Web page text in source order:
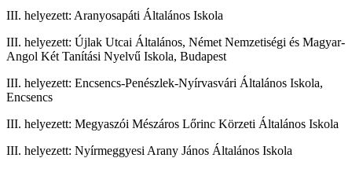
III. helyezett: Aranyosapáti Általános Iskola
III. helyezett: Újlak Utcai Általános, Német Nemzetiségi és Magyar-
Angol Két Tanítási Nyelvű Iskola, Budapest
III. helyezett: Encsencs-Penészlek-Nyírvasvári Általános Iskola,
Encsencs
III. helyezett: Megyaszói Mészáros Lőrinc Körzeti Általános Iskola
III. helyezett: Nyírmeggyesi Arany János Általános Iskola